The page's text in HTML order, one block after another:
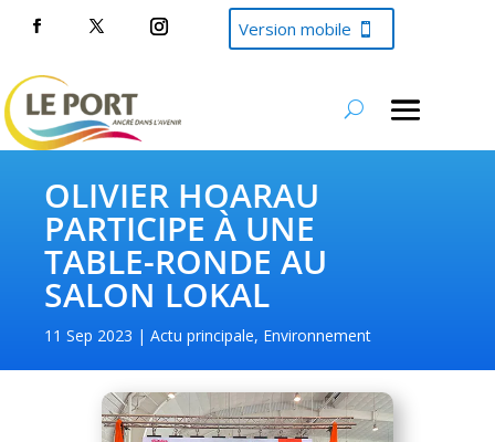
Version mobile
OLIVIER HOARAU
PARTICIPE À UNE
TABLE-RONDE AU
SALON LOKAL
11 Sep 2023 Actu principale, Environnement